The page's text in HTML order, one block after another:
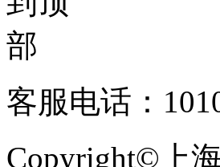
客服电话：
Copyright©上